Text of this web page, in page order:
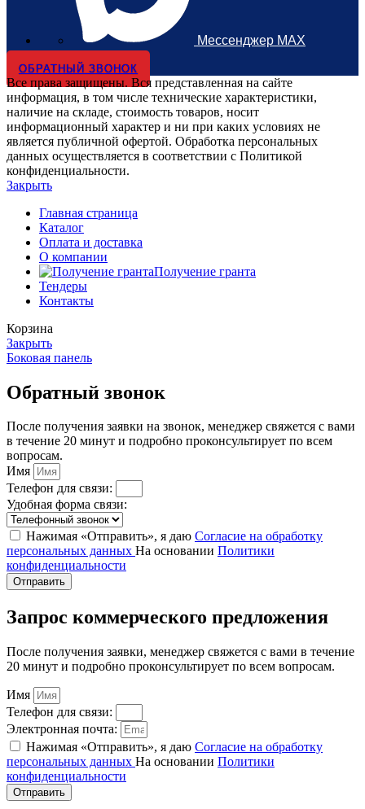
Мессенджер MAX
ОБРАТНЫЙ ЗВОНОК
Все права защищены. Вся представленная на сайте
информация, в том числе технические характеристики,
наличие на складе, стоимость товаров, носит
информационный характер и ни при каких условиях не
является публичной офертой. Обработка персональных
данных осуществляется в соответствии с Политикой
конфиденциальности.
Закрыть
Главная страница
Каталог
Оплата и доставка
О компании
Получение гранта
Тендеры
Контакты
Корзина
Закрыть
Боковая панель
Обратный звонок
После получения заявки на звонок, менеджер свяжется с вами
в течение 20 минут и подробно проконсультирует по всем
вопросам.
Имя
Телефон для связи:
Удобная форма связи:
Нажимая «Отправить», я даю Согласие на обработку
персональных данных На основании Политики
конфиденциальности
Отправить
Запрос коммерческого предложения
После получения заявки, менеджер свяжется с вами в течение
20 минут и подробно проконсультирует по всем вопросам.
Имя
Телефон для связи:
Электронная почта:
Нажимая «Отправить», я даю Согласие на обработку
персональных данных На основании Политики
конфиденциальности
Отправить